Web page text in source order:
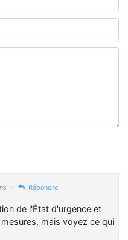
- Répondre
de l'État d'urgence et
mais voyez ce qui